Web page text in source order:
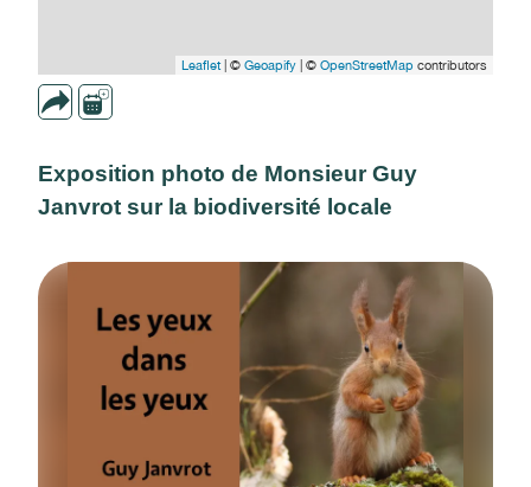
Leaflet| © Geoapify | © OpenStreetMap contributors
Exposition photo de Monsieur Guy
Janvrot sur la biodiversité locale